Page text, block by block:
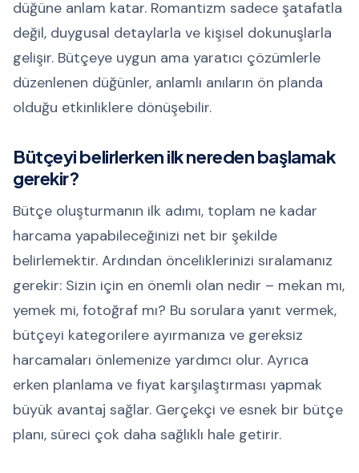
düğüne anlam katar. Romantizm sadece şatafatla
değil, duygusal detaylarla ve kişisel dokunuşlarla
gelişir. Bütçeye uygun ama yaratıcı çözümlerle
düzenlenen düğünler, anlamlı anıların ön planda
olduğu etkinliklere dönüşebilir.
Bütçeyi belirlerken ilk nereden başlamak
gerekir?
Bütçe oluşturmanın ilk adımı, toplam ne kadar
harcama yapabileceğinizi net bir şekilde
belirlemektir. Ardından önceliklerinizi sıralamanız
gerekir: Sizin için en önemli olan nedir – mekan mı,
yemek mi, fotoğraf mı? Bu sorulara yanıt vermek,
bütçeyi kategorilere ayırmanıza ve gereksiz
harcamaları önlemenize yardımcı olur. Ayrıca
erken planlama ve fiyat karşılaştırması yapmak
büyük avantaj sağlar. Gerçekçi ve esnek bir bütçe
planı, süreci çok daha sağlıklı hale getirir.